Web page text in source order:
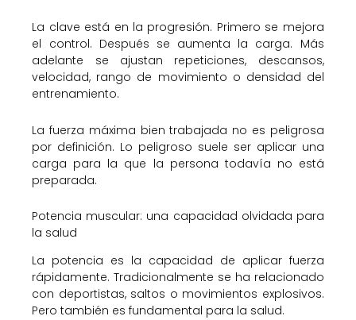
La clave está en la progresión. Primero se mejora
el control. Después se aumenta la carga. Más
adelante se ajustan repeticiones, descansos,
velocidad, rango de movimiento o densidad del
entrenamiento.
La fuerza máxima bien trabajada no es peligrosa
por definición. Lo peligroso suele ser aplicar una
carga para la que la persona todavía no está
preparada.
Potencia muscular: una capacidad olvidada para
la salud
La potencia es la capacidad de aplicar fuerza
rápidamente. Tradicionalmente se ha relacionado
con deportistas, saltos o movimientos explosivos.
Pero también es fundamental para la salud.